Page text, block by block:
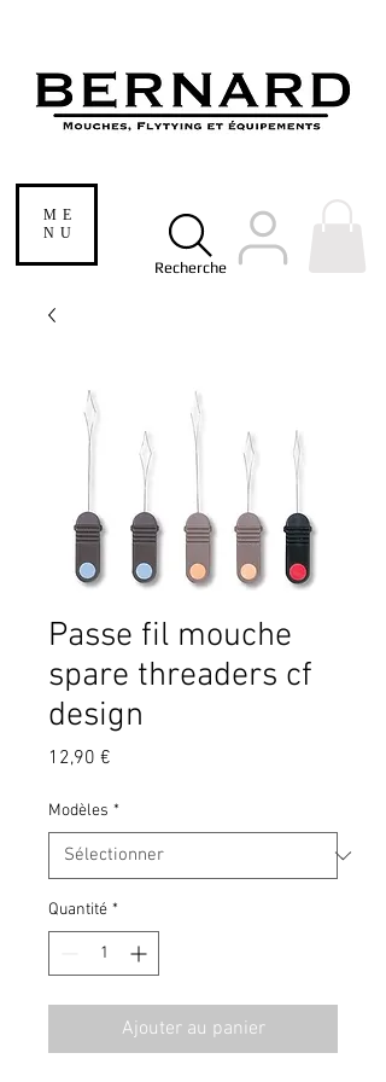
ME
NU
Recherche
Passe fil mouche
spare threaders cf
design
12,90 €
Modèles *
Quantité *
Ajouter au panier